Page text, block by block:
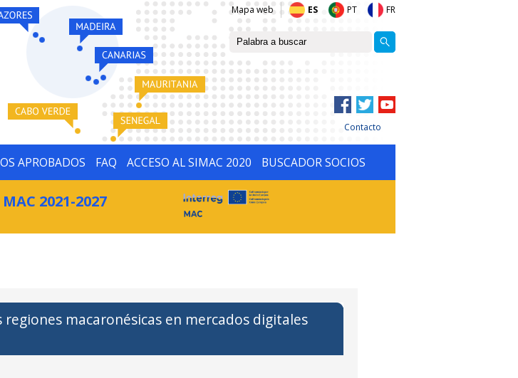
Mapa web ES PT FR
Contacto
APROBADOS FAQ ACCESO AL SIMAC 2020 BUSCADOR SOCIOS
MAC 2021-2027
macaronésicas en mercados digitales